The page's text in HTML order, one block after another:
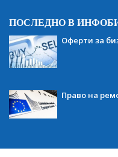
ПОСЛЕДНО В
Оферти за
Право на